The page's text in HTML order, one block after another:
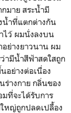
มาย สระน้ำมี
น้ำที่แตกต่างกัน
ไว้ ผมนั่งลงบน
ย่างยาวนาน ผม
ามีน้ำสีฟ้าสดใสถูก
อย่างต่อเนื่อง
างกาย กลิ่นของ
มที่จะได้รับการ
หญ่ถูกปลดเปลื้อง